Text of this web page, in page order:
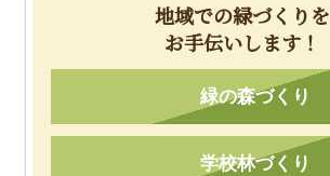
地域での緑づくりを
お手伝いします！
緑の森づくり
学校林づくり